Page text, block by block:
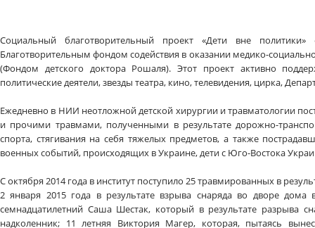
Социальный благотворительный проект «Дети вне
Благотворительным фондом содействия в оказании медико-
(Фондом детского доктора Рошаля). Этот проект активно
политические деятели, звезды театра, кино, телевидения, цирка,
Ежедневно в НИИ неотложной детской хирургии и травматологии
и прочими травмами, полученными в результате дорожно-
спорта, стягивания на себя тяжелых предметов, а также
военных событий, происходящих в Украине, дети с Юго-Востока
С октября 2014 года в институт поступило 25 травмированных в
2 января 2015 года в результате взрыва снаряда во дворе
семнадцатилетний Саша Шестак, который в результате разрыва
надколенник; 11 летняя Виктория Магер, которая, пытаясь